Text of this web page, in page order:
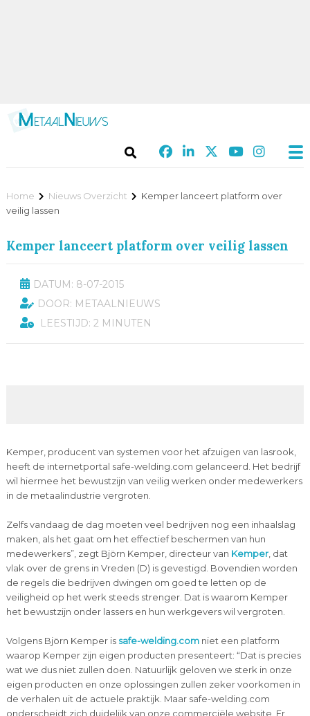
Home Nieuws Overzicht
Kemper lanceert platform over
veilig lassen
Kemper lanceert platform over veilig lassen
DATUM: 8-07-2015
DOOR: METAALNIEUWS
LEESTIJD: 2 MINUTEN
Kemper, producent van systemen voor het afzuigen van lasrook,
heeft de internetportal safe-welding.com gelanceerd. Het bedrijf
wil hiermee het bewustzijn van veilig werken onder medewerkers
in de metaalindustrie vergroten.
Zelfs vandaag de dag moeten veel bedrijven nog een inhaalslag
maken, als het gaat om het effectief beschermen van hun
medewerkers”, zegt Björn Kemper, directeur van Kemper, dat
vlak over de grens in Vreden (D) is gevestigd. Bovendien worden
de regels die bedrijven dwingen om goed te letten op de
veiligheid op het werk steeds strenger. Dat is waarom Kemper
het bewustzijn onder lassers en hun werkgevers wil vergroten.
Volgens Björn Kemper is safe-welding.comniet een platform
waarop Kemper zijn eigen producten presenteert: “Dat is precies
wat we dus niet zullen doen. Natuurlijk geloven we sterk in onze
eigen producten en onze oplossingen zullen zeker voorkomen in
de verhalen uit de actuele praktijk. Maar safe-welding.com
onderscheidt zich duidelijk van onze commerciële website. Er